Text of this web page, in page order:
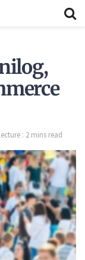
: 2 mins read